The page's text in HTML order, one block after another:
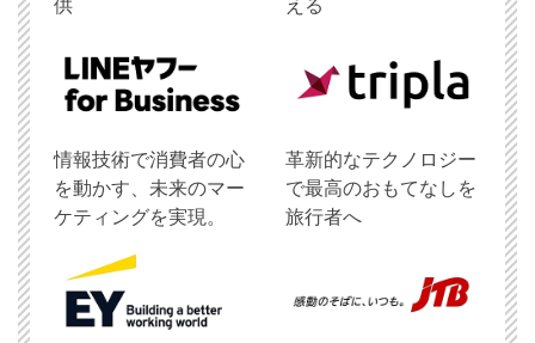
供
える
情報技術で消費者の心
を動かす、未来のマー
ケティングを実現。
革新的なテクノロジー
で最高のおもてなしを
旅行者へ